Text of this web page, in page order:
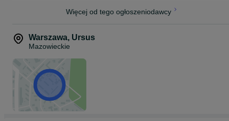
kierowców oczekujących całorocznej niezawodności bez
PROMOCJA – DARMOWA DOSTAWA OD 4 SZTUK!
Przy zakupie minimum 4 sztuk tych opon otrzymujesz wysyłkę
GRATIS na terenie całej Polski.
To świetna okazja dla firm oraz kierowców kompletujących pełny
zestaw.
Zamówienia przyjmujemy telefonicznie i poprzez wiadomość:
Więcej od tego ogłoszeniodawcy
Warszawa, Ursus
Mazowieckie